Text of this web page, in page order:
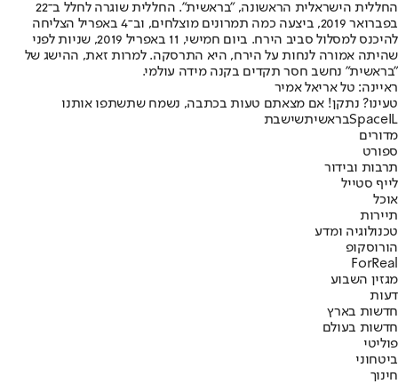
החללית הישראלית הראשונה, "בראשית". החללית שוגרה לחלל ב־22
בפברואר 2019, ביצעה כמה תמרונים מוצלחים, וב־4 באפריל הצליחה
להיכנס למסלול סביב הירח. ביום חמישי, 11 באפריל 2019, שניות לפני
שהיתה אמורה לנחות על הירח, היא התרסקה. למרות זאת, ההישג של
"בראשית" נחשב חסר תקדים בקנה מידה עולמי.
ראיינה: טל אריאל אמיר
טעינו? נתקן! אם מצאתם טעות בכתבה, נשמח שתשתפו אותנו
SpaceILבראשיתשישבת
מדורים
ספורט
תרבות ובידור
לייף סטייל
אוכל
תיירות
טכנולוגיה ומדע
הורוסקופ
ForReal
מגזין השבוע
דעות
חדשות בארץ
חדשות בעולם
פוליטי
ביטחוני
חינוך